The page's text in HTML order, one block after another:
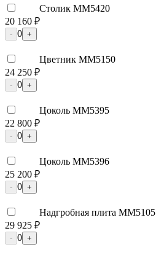
Столик ММ5420
20 160 ₽
- 0 +
Цветник ММ5150
24 250 ₽
- 0 +
Цоколь ММ5395
22 800 ₽
- 0 +
Цоколь ММ5396
25 200 ₽
- 0 +
Надгробная плита ММ5105
29 925 ₽
- 0 +